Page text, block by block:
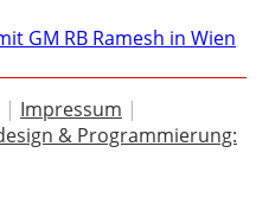
GM RB Ramesh in Wien
| Impressum |
& Programmierung: